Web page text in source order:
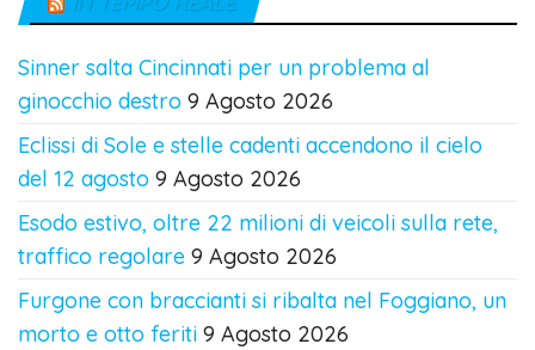
Sinner salta Cincinnati per un problema al
ginocchio destro 9 Agosto 2026
Eclissi di Sole e stelle cadenti accendono il cielo
del 12 agosto 9 Agosto 2026
Esodo estivo, oltre 22 milioni di veicoli sulla rete,
traffico regolare 9 Agosto 2026
Furgone con braccianti si ribalta nel Foggiano, un
morto e otto feriti 9 Agosto 2026